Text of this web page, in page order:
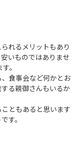
れるメリットもあり
いものではありませ
。
食事会など何かとお
る親御さんもいるか
ともあると思います
す。